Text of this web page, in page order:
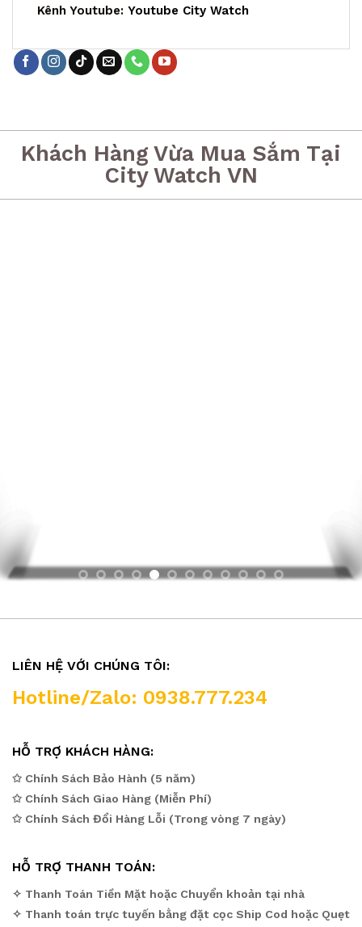
Kênh Youtube: Youtube City Watch
Khách Hàng Vừa Mua Sắm Tại
City Watch VN
LIÊN HỆ VỚI CHÚNG TÔI:
Hotline/Zalo: 0938.777.234
HỖ TRỢ KHÁCH HÀNG:
✩ Chính Sách Bảo Hành (5 năm)
✩ Chính Sách Giao Hàng (Miễn Phí)
✩ Chính Sách Đổi Hàng Lỗi (Trong vòng 7 ngày)
HỖ TRỢ THANH TOÁN:
✧ Thanh Toán Tiền Mặt hoặc Chuyển khoản tại nhà
✧ Thanh toán trực tuyến bằng đặt cọc Ship Cod hoặc Quẹt